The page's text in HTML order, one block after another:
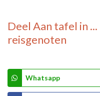
Deel Aan tafel in ...
reisgenoten
Whatsapp